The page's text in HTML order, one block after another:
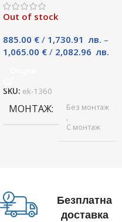
Out of stock
885.00 € / 1,730.91 лв. –
1,065.00 € / 2,082.96 лв.
SKU: ek-1360
МОНТАЖ
Без монтаж
,
С монтаж
Безплатна
доставка